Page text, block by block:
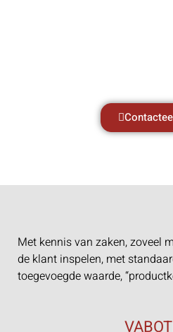
Met kennis van zaken, zoveel
de klant inspelen, met
toegevoegde waarde,